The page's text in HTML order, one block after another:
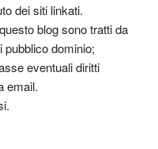
dei siti linkati.
blog sono tratti da
pubblico dominio;
eventuali diritti
email.